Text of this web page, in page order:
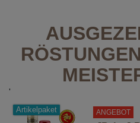
'
Artikelpaket ANGEBOT